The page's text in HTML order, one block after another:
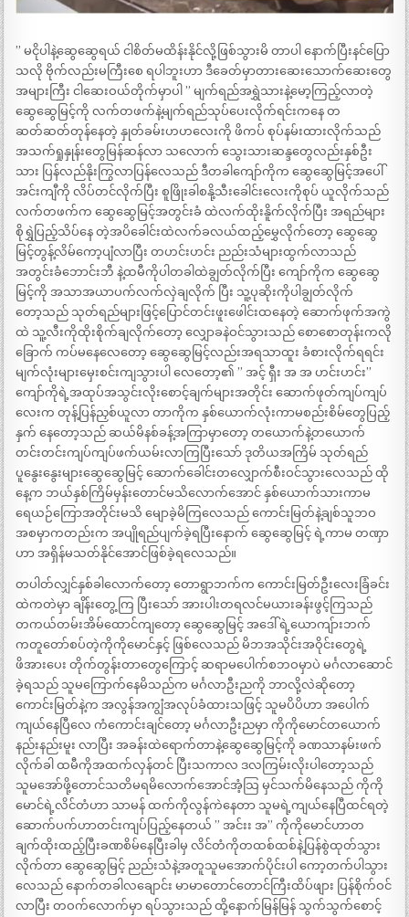
” မငိုပါနဲ့ဆွေဆွေရယ် ငါစိတ်မထိန်းနိုင်လို့ဖြစ်သွားမိ တာပါ နောက်ပြီးနင်ပြော
သလို ဗိုက်လည်းမကြီးစေ ရပါဘူးဟာ ဒီခေတ်မှာတားဆေးသောက်ဆေးတွေ
အများကြီး ငါဆေးဝယ်တိုက်မှာပါ ” မျက်ရည်အရွှဲသားနဲ့မော့ကြည့်လာတဲ့
ဆွေဆွေမြင့်ကို လက်တဖက်နဲ့မျက်ရည်သုပ်ပေးလိုက်ရင်းကနေ တ
ဆတ်ဆတ်တုန်နေတဲ့ နှုတ်ခမ်းဟဟလေးကို ဖိကပ် စုပ်နမ်းထားလိုက်သည်
အသက်ရှုနှုန်းတွေမြန်ဆန်လာ သလောက် သွေးသားဆန္ဒတွေလည်းနှစ်ဦး
သား ပြန်လည်နိုးကြွလာပြန်လေသည် ဒီတခါကျော်ကိုက ဆွေဆွေမြင့်အပေါ်
အင်းကျီကို လိပ်တင်လိုက်ပြီး စူဖြိုးခါစနို့သီးခေါင်းလေးကိုစုပ် ယူလိုက်သည်
လက်တဖက်က ဆွေဆွေမြင့်အတွင်းခံ ထဲလက်ထိုးနိူက်လိုက်ပြီး အရည်များ
စိုရွှဲပြည့်သိပ်နေ တဲ့အပိခေါင်းထဲလက်ခလယ်ထည့်မွှေလိုက်တော့ ဆွေဆွေ
မြင့်တွန့်လိမ်ကော့ပျံလာပြီး တဟင်းဟင်း ညည်းသံများထွက်လာသည်
အတွင်းခံဘောင်းဘီ နဲ့ထမီကိုပါတခါထဲချွတ်လိုက်ပြီး ကျော်ကိုက ဆွေဆွေ
မြင့်ကို အသာအယာပက်လက်လှဲချလိုက် ပြီး သူ့ပုဆိုးကိုပါချွတ်လိုက်
တော့သည် သုတ်ရည်များဖြင့်ပြောင်တင်းဖူးဖေါင်းထနေတဲ့ ဆောက်ဖုက်အကွဲ
ထဲ သူ့လီးကိုထိုးစိုက်ချလိုက်တော့ လျှောခနဲဝင်သွားသည် စောစောတုန်းကလို
ခြောက် ကပ်မနေလေတော့ ဆွေဆွေမြင့်လည်းအရသာထူး ခံစားလိုက်ရရင်း
မျက်လုံးများမှေးစင်းကျသွားပါ လေတော့၏ ” အင့် ရှီး အ အ ဟင်းဟင်း”
ကျော်ကိုရဲ့အထုပ်အသွင်းလိုးစောင့်ချက်များအတိုင်း ဆောက်ဖုတ်ကျပ်ကျပ်
လေးက တုန့်ပြန်ညှစ်ယူလာ တာကိုက နှစ်ယောက်လုံးကာမစည်းစိမ်တွေပြည့်
နှက် နေတော့သည် ဆယ်မိနစ်ခန့်အကြာမှာတော့ တယောက်နဲ့တယောက်
တင်းတင်းကျပ်ကျပ်ဖက်ယမ်းလာကြပြီးသော် ဒုတိယအကြိမ် သုတ်ရည်
ပူနွေးနွေးများဆွေဆွေမြင့် ဆောက်ခေါင်းတလျှောက်စီးဝင်သွားလေသည် ထို
နေ့က ဘယ်နှစ်ကြိမ်မှန်းတောင်မသိလောက်အောင် နှစ်ယောက်သားကာမ
ရေယဉ်ကြောအတိုင်းမသိ မျောခဲ့မိကြလေသည် ကောင်းမြတ်နဲ့ချစ်သူဘဝ
အစမှာကတည်းက အပျိုရည်ပျက်ခဲ့ရပြီးနောက် ဆွေဆွေမြင့် ရဲ့ကာမ တဏှာ
ဟာ အရှိန်မသတ်နိုင်အောင်ဖြစ်ခဲ့ရလေသည်။
တပါတ်လျှင်နှစ်ခါလောက်တော့ တောရွာဘက်က ကောင်းမြတ်ဦးလေးခြံခင်း
ထဲကတဲမှာ ချိန်းတွေ့ကြ ပြီးသော် အားပါးတရလင်မယားခန်းဖွင့်ကြသည်
တကယ်တမ်းအိမ်ထောင်ကျတော့ ဆွေဆွေမြင့် အဒေါ် ရဲ့ယောကျ်ားဘက်
ကတူတော်စပ်တဲ့ကိုကိုမောင်နှင့် ဖြစ်လေသည် မိဘအသိုင်းအဝိုင်းတွေရဲ့
ဖိအားပေး တိုက်တွန်းတာတွေကြောင့် ဆရာမပေါက်စဘဝမှာပဲ မင်္ဂလာဆောင်
ခဲ့ရသည် သူမကြောက်နေမိသည်က မင်္ဂလာဦးညကို ဘာလို့လဲဆိုတော့
ကောင်းမြတ်နဲ့က အလွန်အကျွံအလုပ်ခံထားသဖြင့် သူမပိပိဟာ အပေါက်
ကျယ်နေပြီလေ ကံကောင်းချင်တော့ မင်္ဂလာဦးညမှာ ကိုကိုမောင်တယောက်
နည်းနည်းမူး လာပြီး အခန်းထဲရောက်တာနဲ့ဆွေဆွေမြင့်ကို ခဏသာနမ်းဖက်
လိုက်ခါ ထမီကိုအထက်လှန်တင် ပြီးသကာလ ဒလကြမ်းလိုးပါတော့သည်
သူမအော်ဖို့တောင်သတိမရမိလောက်အောင်အံ့သြ မှင်သက်မိနေသည် ကိုကို
မောင်ရဲ့လိင်တံဟာ သာမန် ထက်ကိုလွန်ကဲနေတာ သူမရဲ့ကျယ်နေပြီထင်ရတဲ့
ဆောက်ပက်ဟာတင်းကျပ်ပြည့်နေတယ် ” အင်းး အ” ကိုကိုမောင်ဟာတ
ချက်ထိုးထည့်ပြီးခဏစိမ်နေပြီးခါမှ လိင်တံကိုတထစ်ထစ်နဲ့ပြန်စွဲထုတ်သွား
လိုက်တာ ဆွေဆွေမြင့် ညည်းသံနဲ့အတူသူမအောက်ပိုင်းပါ ကော့တက်ပါသွား
လေသည် နောက်တခါလချောင်း မာမာတောင်တောင်ကြီးထိပ်ဖျား ပြန်စိုက်ဝင်
လာပြီး တဝက်လောက်မှာ ရပ်သွားသည် ထို့နောက်မြန်မြန် သွက်သွက်စောင့်